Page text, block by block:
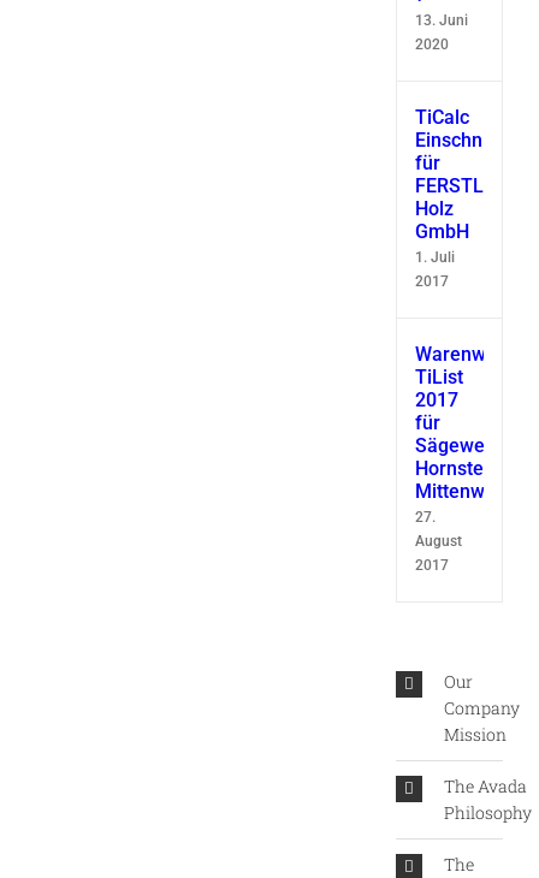
13. Juni
2020
TiCalc
für
FERSTL
Holz
GmbH
1. Juli
2017
TiList
2017
für
Sägewerk
Hornsteiner
Mittenwald
27.
August
2017
Our
Company
Mission
The Avada
Philosophy
The